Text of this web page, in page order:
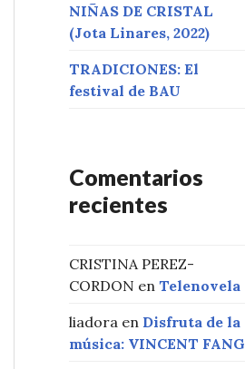
NIÑAS DE CRISTAL
(Jota Linares, 2022)
TRADICIONES: El
festival de BAU
Comentarios
recientes
CRISTINA PEREZ-
CORDON en Telenovela
liadora en Disfruta de la
música: VINCENT FANG